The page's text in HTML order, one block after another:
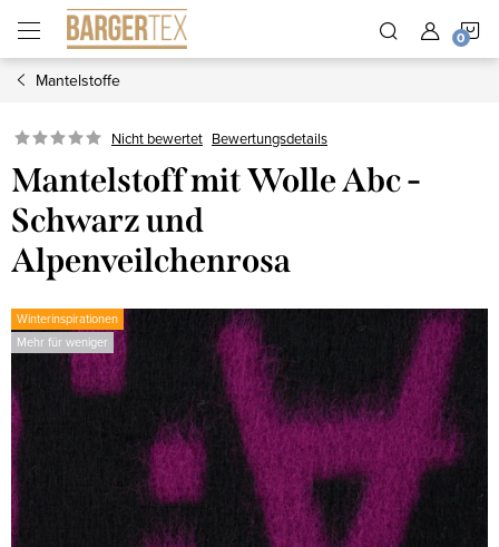
Inhalt
springen
Mantelstoffe
Nicht bewertet Bewertungsdetails
Mantelstoff mit Wolle Abc -
Schwarz und
Alpenveilchenrosa
Winterinspirationen
Mehr für weniger